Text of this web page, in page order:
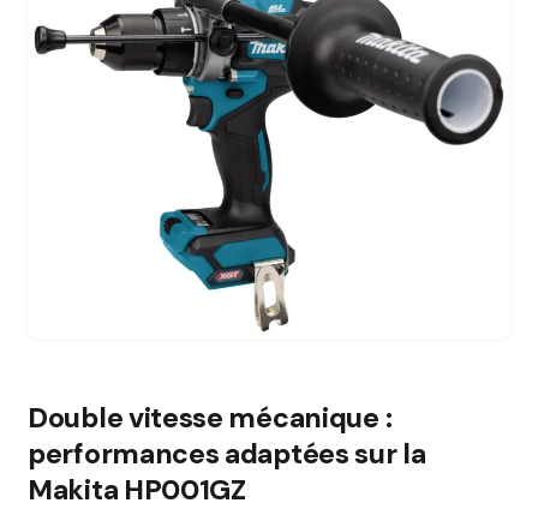
Double vitesse mécanique :
performances adaptées sur la
Makita HP001GZ